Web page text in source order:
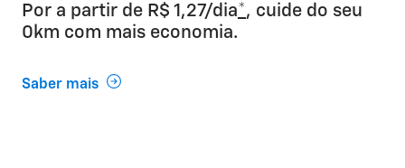
Por a partir de R$ 1,27/dia*, cuide do seu
0km com mais economia.
Saber mais